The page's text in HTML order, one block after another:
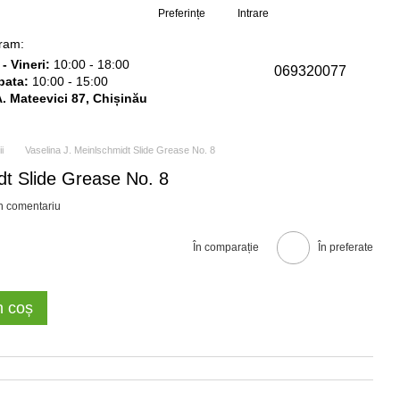
Preferințe Intrare
Vineri: 10:00 - 18:00
10:00 - 15:00
Mateevici 87, Chișinău
069320077
Vaselina J. Meinlschmidt Slide Grease No. 8
Slide Grease No. 8
comentariu
În comparație În preferate
coș